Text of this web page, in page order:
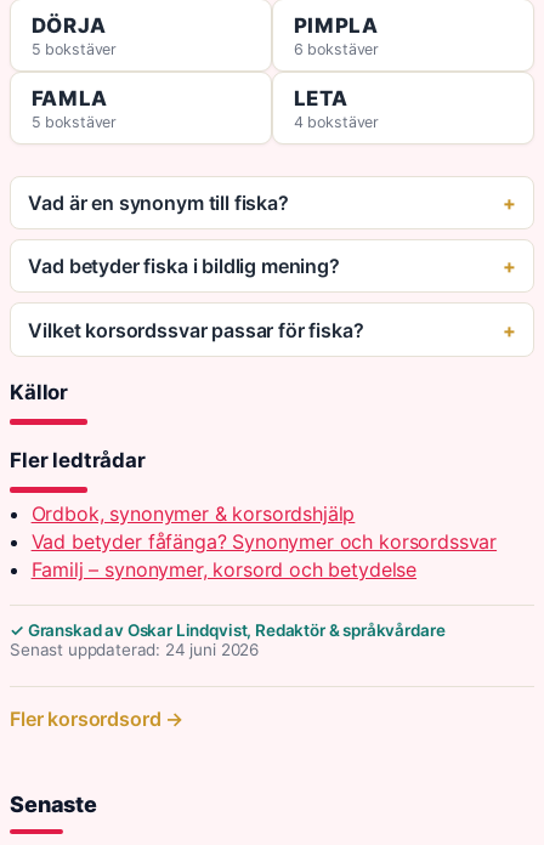
DÖRJA
5 bokstäver
PIMPLA
6 bokstäver
FAMLA
5 bokstäver
LETA
4 bokstäver
Vad är en synonym till fiska?
Vad betyder fiska i bildlig mening?
Vilket korsordssvar passar för fiska?
Källor
Fler ledtrådar
Ordbok, synonymer & korsordshjälp
Vad betyder fåfänga? Synonymer och korsordssvar
Familj – synonymer, korsord och betydelse
✓ Granskad av Oskar Lindqvist, Redaktör & språkvårdare
Senast uppdaterad: 24 juni 2026
Fler korsordsord →
Senaste